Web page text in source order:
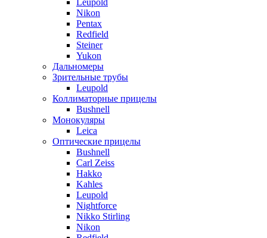
Leupold
Nikon
Pentax
Redfield
Steiner
Yukon
Дальномеры
Зрительные трубы
Leupold
Коллиматорные прицелы
Bushnell
Монокуляры
Leica
Оптические прицелы
Bushnell
Carl Zeiss
Hakko
Kahles
Leupold
Nightforce
Nikko Stirling
Nikon